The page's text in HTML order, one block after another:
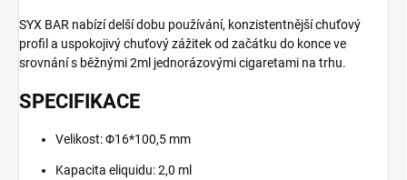
SYX BAR nabízí delší dobu používání, konzistentnější chuťový
profil a uspokojivý chuťový zážitek od začátku do konce ve
srovnání s běžnými 2ml jednorázovými cigaretami na trhu.
SPECIFIKACE
Velikost: Φ16*100,5 mm
Kapacita eliquidu: 2,0 ml